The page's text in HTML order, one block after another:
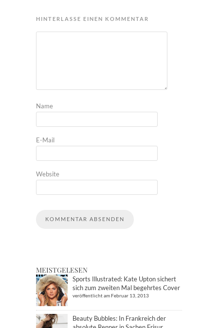
HINTERLASSE EINEN KOMMENTAR
Name
E-Mail
Website
MEISTGELESEN
Sports Illustrated: Kate Upton sichert
sich zum zweiten Mal begehrtes Cover
veröffentlicht am Februar 13, 2013
Beauty Bubbles: In Frankreich der